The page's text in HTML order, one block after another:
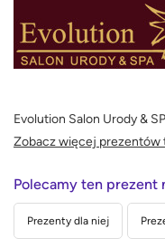
Evolution Salon Urody &
Zobacz więcej prezentów
Polecamy ten prezent
Prezenty dla niej